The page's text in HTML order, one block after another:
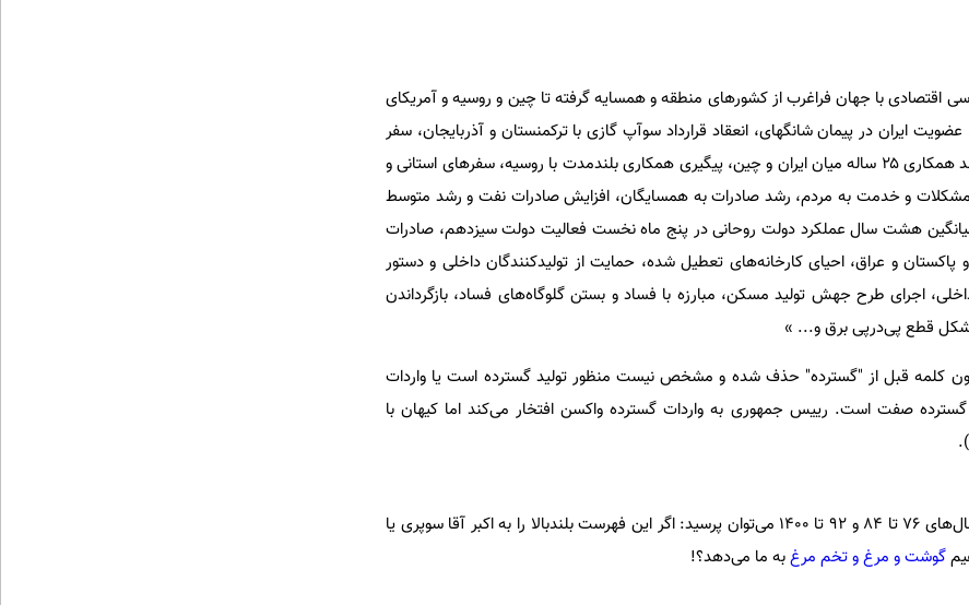
اقتصادی با جهان فراغرب از کشورهای منطقه و همسایه گرفته تا چین و روسیه و آمریکای
ایران در پیمان‌‌ شانگهای، انعقاد قرارداد سوآپ گازی با ترکمنستان و آذربایجان، سفر
وزیر خارجه به پکن و آغاز اجرای سند همکاری ۲۵ ساله میان ایران و چین، پیگیری همکاری بلندمدت با روسیه، سفرهای استانی و
و خدمت به مردم، رشد صادرات به همسایگان، افزایش صادرات نفت و رشد متوسط
هشت سال عملکرد دولت روحانی در پنج ماه نخست فعالیت دولت سیزدهم، صادرات
پاکستان و عراق، احیای کارخانه‌های تعطیل شده، حمایت از تولیدکنندگان داخلی و دستور
اجرای طرح جهش تولید مسکن، مبارزه با فساد و بستن گلوگاه‌های فساد، بازگرداندن
قطع پی‌در‌پی برق و... »
کلمه قبل از "گسترده" حذف شده و مشخص نیست منظور تولید گسترده است یا واردات
صفت است. رییس جمهوری به واردات گسترده واکسن افتخار می‌کند اما کیهان با
بسیار خوب! با ادبیات کیهان در سال‌های 76 تا 84 و 92 تا 1400 می‌توان پرسید: اگر این فهرست بلندبالا را به اکبر آقا سوپری یا
گوشت و مرغ و تخم مرغبه ما می‌دهد؟!